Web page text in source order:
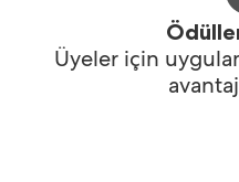
Üyeler için